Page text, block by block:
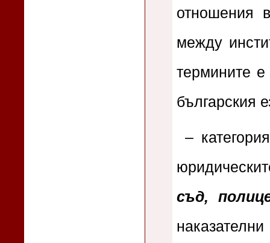
отношения
между
термините е
българския
–
съд,